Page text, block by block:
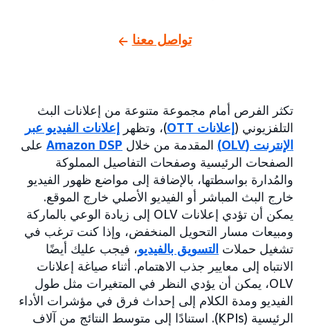
تواصل معنا
تكثر الفرص أمام مجموعة متنوعة من إعلانات البث
التلفزيوني (إعلانات OTT )، وتظهر إعلانات الفيديو عبر
الإنترنت (OLV)
المقدمة من خلال Amazon DSP على
الصفحات الرئيسية وصفحات التفاصيل المملوكة
والمُدارة بواسطتها، بالإضافة إلى مواضع ظهور الفيديو
خارج البث المباشر أو الفيديو الأصلي خارج الموقع.
يمكن أن تؤدي إعلانات OLV إلى زيادة الوعي بالماركة
ومبيعات مسار التحويل المنخفض، وإذا كنت ترغب في
تشغيل حملات التسويق بالفيديو، فيجب عليك أيضًا
الانتباه إلى معايير جذب الاهتمام. أثناء صياغة إعلانات
OLV، يمكن أن يؤدي النظر في المتغيرات مثل طول
الفيديو ومدة الكلام إلى إحداث فرق في مؤشرات الأداء
الرئيسية (KPIs). استنادًا إلى متوسط النتائج من آلاف